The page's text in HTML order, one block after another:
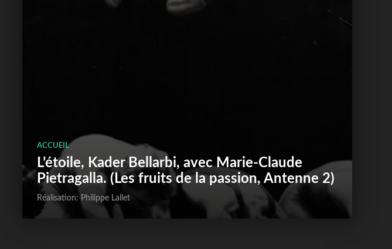
ACCUEIL
L’étoile, Kader Bellarbi, avec Marie-Claude
Pietragalla. (Les fruits de la passion, Antenne 2)
Réalisation: Philippe Lallet